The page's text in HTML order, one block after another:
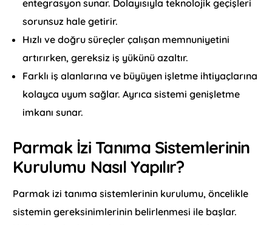
entegrasyon sunar. Dolayısıyla teknolojik geçişleri
sorunsuz hale getirir.
Hızlı ve doğru süreçler çalışan memnuniyetini
artırırken, gereksiz iş yükünü azaltır.
Farklı iş alanlarına ve büyüyen işletme ihtiyaçlarına
kolayca uyum sağlar. Ayrıca sistemi genişletme
imkanı sunar.
Parmak İzi Tanıma Sistemlerinin
Kurulumu Nasıl Yapılır?
Parmak izi tanıma sistemlerinin kurulumu, öncelikle
sistemin gereksinimlerinin belirlenmesi ile başlar.